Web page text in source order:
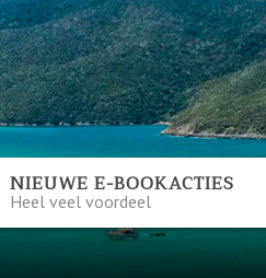
NIEUWE E-BOOKACTIES
Heel veel voordeel